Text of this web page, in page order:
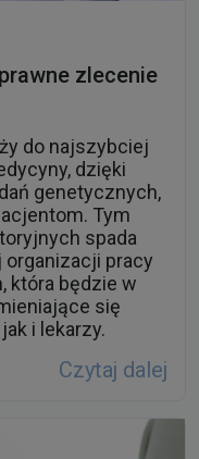
zlecenie
do najszybciej
dzięki
genetycznych,
Tym
spada
pracy
która będzie w
się
i lekarzy.
Czytaj dalej